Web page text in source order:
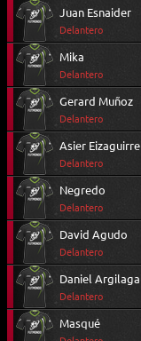
Juan Esnaider
Delantero
Mika
Delantero
Gerard Muñoz
Delantero
Asier Eizaguirre
Delantero
Negredo
Delantero
David Agudo
Delantero
Daniel Argilaga
Delantero
Masqué